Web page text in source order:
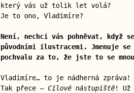
který vás už tolik let volá?
Je to ono, Vladimíre?
Není, nechci vás pohněvat, když
původními ilustracemi. Jmenuje
pochvalu za to, že jste to se
Vladimíre… to je nádherná zpráva!
Tak přece — Cílové nástupiště! Už